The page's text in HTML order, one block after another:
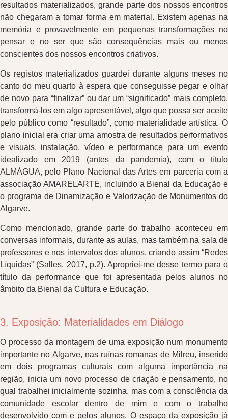
resultados materializados, grande parte dos nossos encontros
não chegaram a tomar forma em material. Existem apenas na
memória e provavelmente em pequenas transformações no
pensar e no ser que são consequências mais ou menos
conscientes dos nossos encontros criativos.
Os registos materializados guardei durante alguns meses no
canto do meu quarto à espera que conseguisse pegar e olhar
de novo para “finalizar” ou dar um “significado” mais completo,
transformá-los em algo apresentável, algo que possa ser aceite
pelo público como “resultado”, como materialidade artística. O
plano inicial era criar uma amostra de resultados performativos
e visuais, instalação, vídeo e performance para um evento
idealizado em 2019 (antes da pandemia), com o título
ALMÁGUA, pelo Plano Nacional das Artes em parceria com a
associação AMARELARTE, incluindo a Bienal da Educação e
o programa de Dinamização e Valorização de Monumentos do
Algarve.
Como mencionado, grande parte do trabalho aconteceu em
conversas informais, durante as aulas, mas também na sala de
professores e nos intervalos dos alunos, criando assim “Redes
Líquidas” (Salles, 2017, p.2). Apropriei-me desse termo para o
título da performance que foi apresentada pelos alunos no
âmbito da Bienal da Cultura e Educação.
3. Exposição: Materialidades em Diálogo
O processo da montagem de uma exposição num monumento
importante no Algarve, nas ruínas romanas de Milreu, inserido
em dois programas culturais com alguma importância na
região, inicia um novo processo de criação e pensamento, no
qual trabalhei inicialmente sozinha, mas com a consciência da
comunidade escolar dentro de mim e com o trabalho
desenvolvido com e pelos alunos. O espaço da exposição já